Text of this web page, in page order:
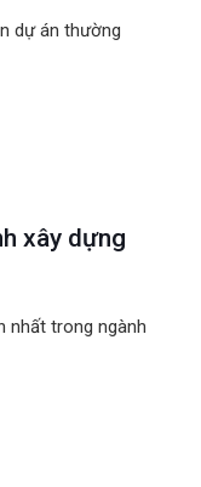
dự án thường
xây dựng
nhất trong ngành